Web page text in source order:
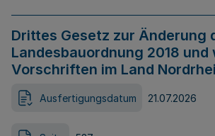
Drittes Gesetz zur Änderung
Landesbauordnung 2018
Vorschriften im Land
Ausfertigungsdatum 21.07.2026